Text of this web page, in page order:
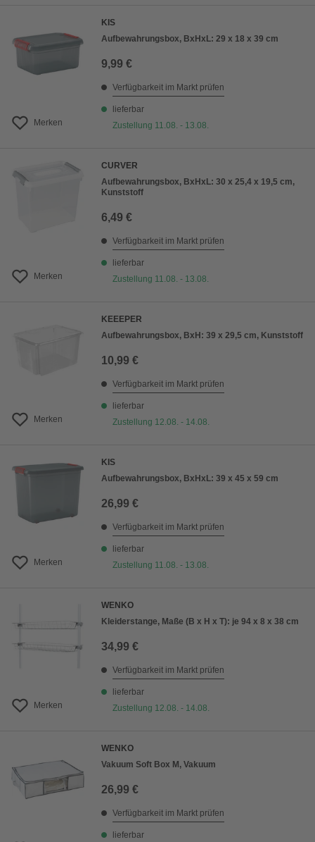
Merken
KIS
Aufbewahrungsbox, BxHxL: 29 x 18 x 39 cm
9,99 €
Verfügbarkeit im Markt prüfen
lieferbar
Zustellung 11.08. - 13.08.
Merken
CURVER
Aufbewahrungsbox, BxHxL: 30 x 25,4 x 19,5 cm,
Kunststoff
6,49 €
Verfügbarkeit im Markt prüfen
lieferbar
Zustellung 11.08. - 13.08.
Merken
KEEEPER
Aufbewahrungsbox, BxH: 39 x 29,5 cm, Kunststoff
10,99 €
Verfügbarkeit im Markt prüfen
lieferbar
Zustellung 12.08. - 14.08.
Merken
KIS
Aufbewahrungsbox, BxHxL: 39 x 45 x 59 cm
26,99 €
Verfügbarkeit im Markt prüfen
lieferbar
Zustellung 11.08. - 13.08.
Merken
WENKO
Kleiderstange, Maße (B x H x T): je 94 x 8 x 38 cm
34,99 €
Verfügbarkeit im Markt prüfen
lieferbar
Zustellung 12.08. - 14.08.
WENKO
Vakuum Soft Box M, Vakuum
26,99 €
Verfügbarkeit im Markt prüfen
lieferbar